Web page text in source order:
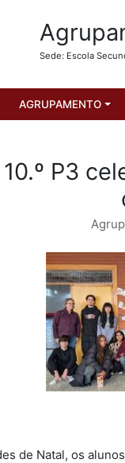
Sede: Escola
AGRUPAMENTO
P3
de Natal, os